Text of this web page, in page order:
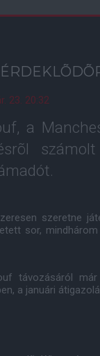
23. 20:32
a
szeretne
sor,
távozásáról
a januári